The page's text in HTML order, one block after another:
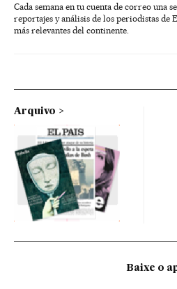
Cada semana en tu cuenta de correo una
reportajes y análisis de los periodistas de
más relevantes del continente.
Arquivo
Baixe o